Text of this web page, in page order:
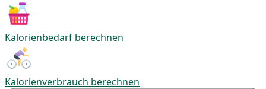
Kalorienbedarf berechnen
Kalorienverbrauch berechnen